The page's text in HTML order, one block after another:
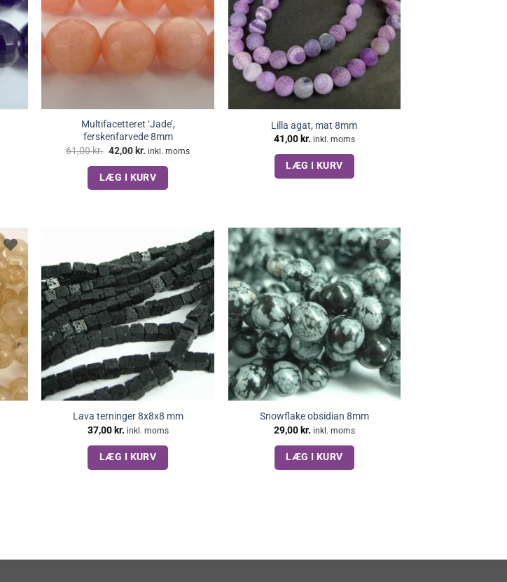
Multifacetteret ‘Jade’,
ferskenfarvede 8mm
61,00kr. Den
pris
var:
61,00 kr..
42,00 kr.Den
pris
er:
42,00 kr..
inkl. moms
LÆG I KURV
Lilla agat, mat 8mm
41,00 kr. inkl. moms
LÆG I KURV
Lava terninger 8x8x8 mm
37,00 kr. inkl. moms
LÆG I KURV
Snowflake obsidian 8mm
29,00 kr. inkl. moms
LÆG I KURV